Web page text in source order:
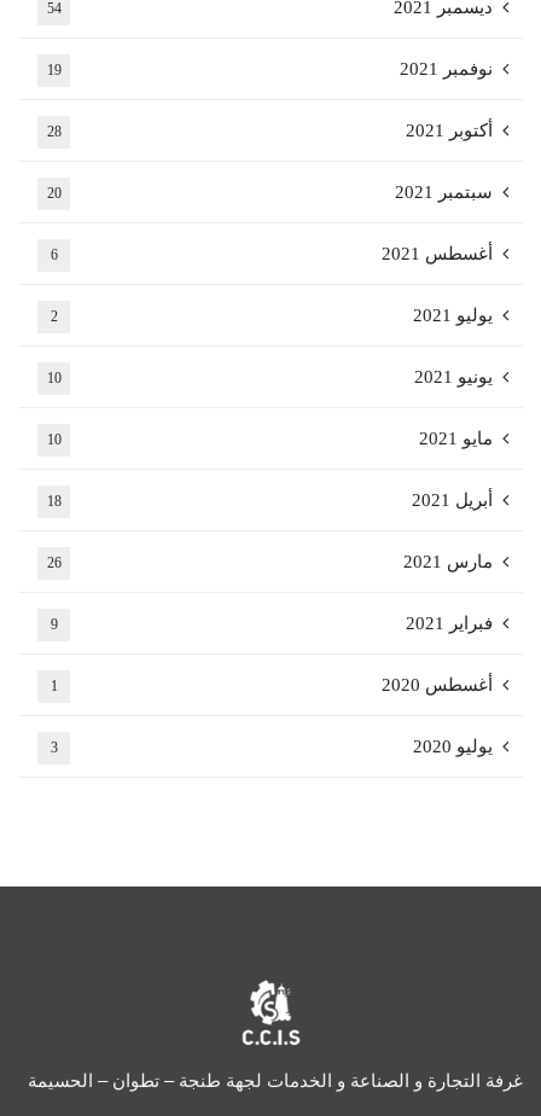
ديسمبر 2021 54
نوفمبر 2021 19
أكتوبر 2021 28
سبتمبر 2021 20
أغسطس 2021 6
يوليو 2021 2
يونيو 2021 10
مايو 2021 10
أبريل 2021 18
مارس 2021 26
فبراير 2021 9
أغسطس 2020 1
يوليو 2020 3
غرفة التجارة و الصناعة و الخدمات لجهة طنجة – تطوان – الحسيمة